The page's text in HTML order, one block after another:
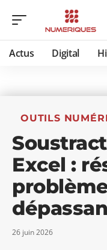
Actus Digital
OUTILS
Excel :
26 juin 2026